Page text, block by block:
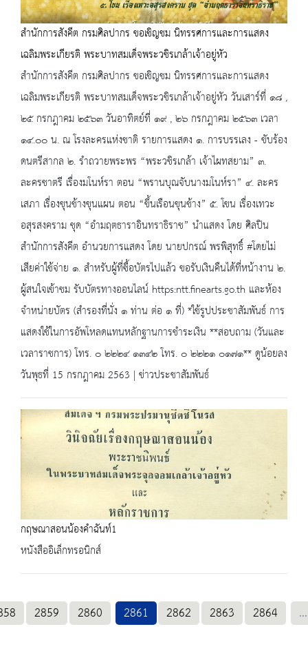
สำนักการสังคีต กรมศิลปากร ขอเชิญชม นิทรรศการและการแสดง
เฉลิมพระเกียรติ พระบาทสมเด็จพระวชิรเกล้าเจ้าอยู่หัว
สำนักการสังคีต กรมศิลปากร ขอเชิญชม นิทรรศการและการแสดง
เฉลิมพระเกียรติ พระบาทสมเด็จพระวชิรเกล้าเจ้าอยู่หัว วันเสาร์ที่ ๑๘ ,
๒๕ กรกฎาคม ๒๕๖๓ วันอาทิตย์ที่ ๑๙ , ๒๖ กรกฎาคม ๒๕๖๓ เวลา
๑๔.๐๐ น. ณ โรงละครแห่งชาติ รายการแสดง ๑. การบรรเลง - ขับร้อง
ดนตรีสากล ๒. รำถวายพระพร “พระวชิรเกล้า เจ้าไผทสยาม” ๓.
ละครชาตรี เรื่องมโนห์รา ตอน “พรานบุณจับนางมโนห์รา” ๔. ละคร
เสภา เรื่องขุนช้างขุนแผน ตอน “ขึ้นเรือนขุนช้าง” ๕. โขน เรื่องเทวะ
อสุรสงคราม ชุด “อำมฤตธาราอินทราธิราช” นำแสดง โดย ศิลปิน
สำนักการสังคีต อำนวยการแสดง โดย นายปกรณ์ พรพิสุทธิ์ #โดยไม่
เสียค่าใช้จ่าย ๑. สำหรับผู้ที่ซื้อบัตรไปแล้ว ขอรับเงินคืนได้ที่หน้างาน ๒.
ผู้สนใจเข้าชม รับบัตรทางออนไลน์ https:ntt.finearts.go.th และห้อง
จำหน่ายบัตร (สำรองที่นั่ง ๑ ท่าน ต่อ ๑ ที่) *ใช้รูปประชาสัมพันธ์ การ
แสดงใช้ในการอัพโหลดแทนหลักฐานการชำระเงิน **สอบถาม (วันและ
เวลาราชการ) โทร. ๐ ๒๒๒๔ ๑๓๔๒ โทร. ๐ ๒๒๒๑ ๐๑๗๑** ดูน้อยลง
วันพุธที่ 15 กรกฎาคม 2563 | ข่าวประชาสัมพันธ์
กฤษณาสอนน้องคำฉันท์1
หนังสืออิเล็กทรอนิกส์
2859 2860 2861 2862 2863 2864 ...